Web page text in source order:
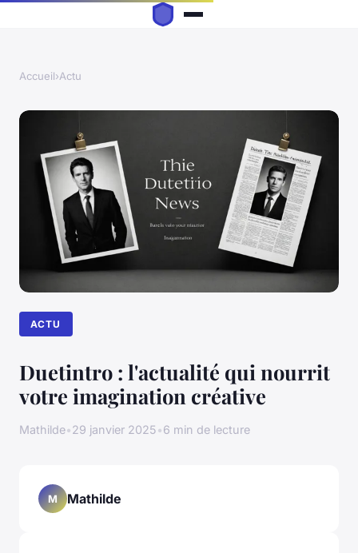
Accueil›Actu
ACTU
Duetintro : l'actualité qui nourrit
votre imagination créative
Mathilde•29 janvier 2025•6 min de lecture
M Mathilde